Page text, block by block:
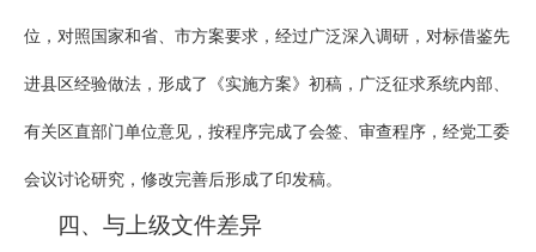
位，对照国家和省、市方案要求，经过广泛深入调研，对标借鉴先
进县区经验做法，形成了《实施方案》初稿，广泛征求系统内部、
有关区直部门单位意见，按程序完成了会签、审查程序，经党工委
会议讨论研究，修改完善后形成了印发稿。
四、与上级文件差异